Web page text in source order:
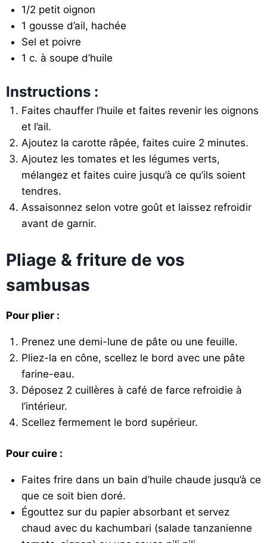
1/2 petit oignon
1 gousse d’ail, hachée
Sel et poivre
1 c. à soupe d’huile
Instructions :
Faites chauffer l’huile et faites revenir les oignons
et l’ail.
Ajoutez la carotte râpée, faites cuire 2 minutes.
Ajoutez les tomates et les légumes verts,
mélangez et faites cuire jusqu’à ce qu’ils soient
tendres.
Assaisonnez selon votre goût et laissez refroidir
avant de garnir.
Pliage & friture de vos
sambusas
Pour plier :
Prenez une demi-lune de pâte ou une feuille.
Pliez-la en cône, scellez le bord avec une pâte
farine-eau.
Déposez 2 cuillères à café de farce refroidie à
l’intérieur.
Scellez fermement le bord supérieur.
Pour cuire :
Faites frire dans un bain d’huile chaude jusqu’à ce
que ce soit bien doré.
Égouttez sur du papier absorbant et servez
chaud avec du kachumbari (salade tanzanienne